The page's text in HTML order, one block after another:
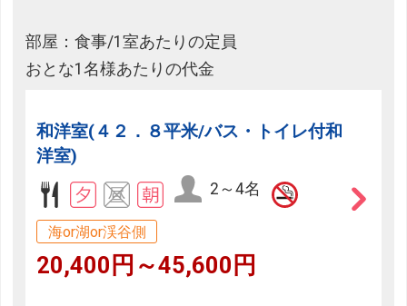
部屋：食事/1室あたりの定員
おとな1名様あたりの代金
和洋室(４２．８平米/バス・トイレ付和
洋室)
2～4名
海or湖or渓谷側
20,400円～45,600円